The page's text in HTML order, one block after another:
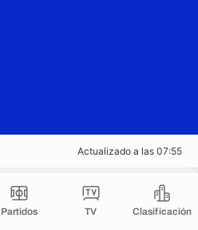
Partidos TV Clasificación
Actualizado a las 07:55